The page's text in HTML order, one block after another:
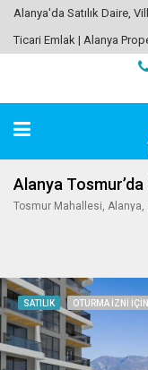
Alanya'da Satılık Daire,
Ticari Emlak | Alanya
SATILIK OTURMA IZNI